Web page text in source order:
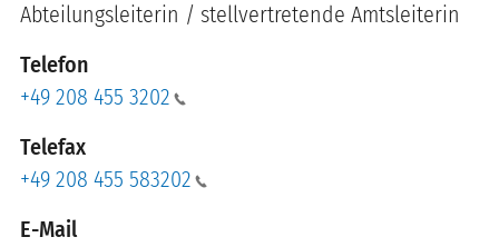
Abteilungsleiterin / stellvertretende Amtsleiterin
Telefon
+49 208 455 3202
Telefax
+49 208 455 583202
E-Mail